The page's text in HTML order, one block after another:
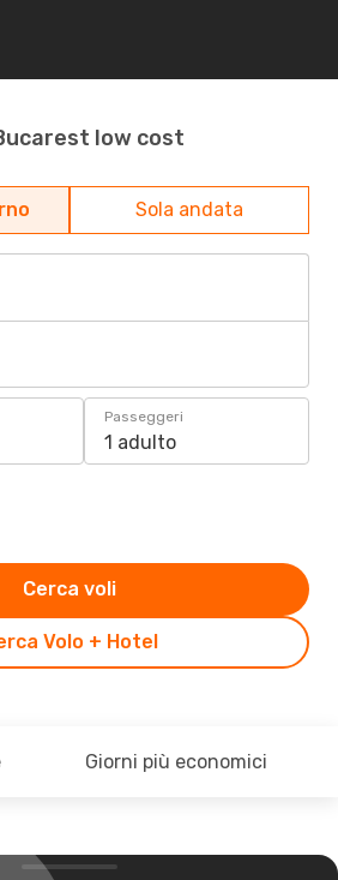
low cost
Sola andata
Passeggeri
1 adulto
Volo + Hotel
Cerca voli
Giorni più economici